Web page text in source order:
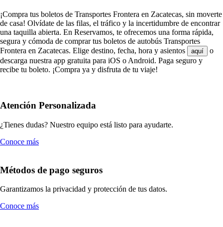
¡Compra tus boletos de Transportes Frontera en Zacatecas, sin moverte
de casa! Olvídate de las filas, el tráfico y la incertidumbre de encontrar
una taquilla abierta. En Reservamos, te ofrecemos una forma rápida,
segura y cómoda de comprar tus boletos de autobús Transportes
Frontera en Zacatecas. Elige destino, fecha, hora y asientos
aquí
o
descarga nuestra app gratuita para iOS o Android. Paga seguro y
recibe tu boleto. ¡Compra ya y disfruta de tu viaje!
Atención Personalizada
¿Tienes dudas? Nuestro equipo está listo para ayudarte.
Conoce más
Métodos de pago seguros
Garantizamos la privacidad y protección de tus datos.
Conoce más